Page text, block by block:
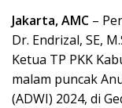
Jakarta, AMC –
Dr. Endrizal, SE,
Ketua TP PKK
malam puncak
(ADWI) 2024, di